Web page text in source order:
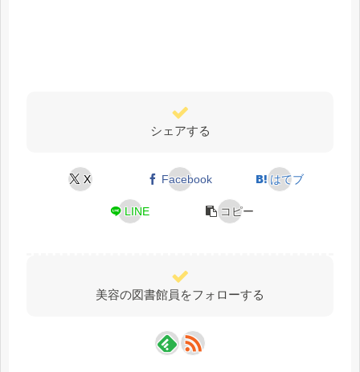
シェアする
X Facebook はてブ
LINE コピー
美容の図書館員をフォローする